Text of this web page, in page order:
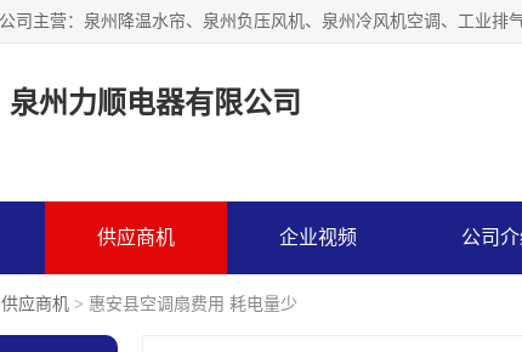
泉州力顺电器有限公司
供应商机 企业视频 公司
供应商机 > 惠安县空调扇费用 耗电量少